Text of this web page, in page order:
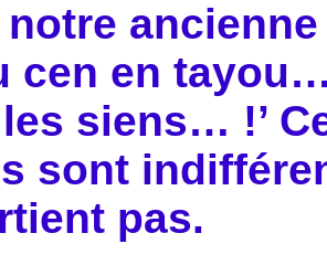
cen en
siens… !’
sont
pas.